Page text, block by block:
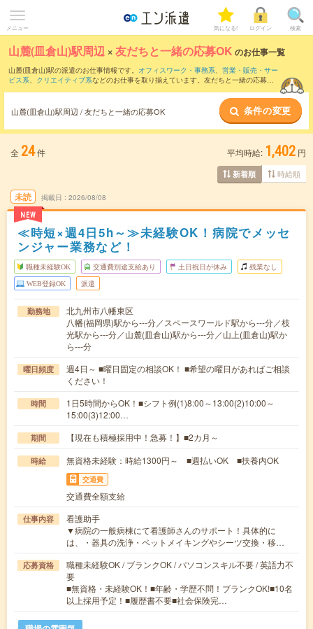
メニュー 気になる! ログイン 検索
山麓(皿倉山)駅周辺 ×友だちと一緒の応募OK のお仕事一覧
山麓(皿倉山)駅の派遣のお仕事情報です。 オフィスワーク・事務系、 営業・販売・サー
ビス系、 クリエイティブ系などのお仕事を取り揃えています。友だちと一緒の応募OK
山麓(皿倉山)駅周辺 / 友だちと一緒の応募OK 条件の変更
全 24件 平均時給: 1,402 円
新着順 時給順
未読
NEW
掲載日 2026/08/08
≪時短×週4日5h～≫未経験OK！病院でメッセ
ンジャー業務など！
職種未経験OK 交通費別途支給あり 土日祝日が休み 残業なし
WEB登録OK 派遣
勤務地
北九州市八幡東区
八幡(福岡県)駅から---分／スペースワールド駅から---分／枝
光駅から---分／山麓(皿倉山)駅から---分／山上(皿倉山)駅か
ら---分
曜日頻度
週4日～ ■曜日固定の相談OK！ ■希望の曜日があればご相談
ください！
時間
1日5時間からOK！■シフト例(1)8:00～13:00(2)10:00～
15:00(3)12:00…
期間 【現在も積極採用中！急募！】■2カ月～
時給 無資格未経験：時給1300円～ ■週払いOK ■扶養内OK
交通費
交通費全額支給
仕事内容
看護助手
▼病院の一般病棟にて看護師さんのサポート！具体的に
は、・器具の洗浄・ベットメイキングやシーツ交換・移…
応募資格
職種未経験OK / ブランクOK / パソコンスキル不要 / 英語力不
要
■無資格・未経験OK！■年齢・学歴不問！ブランクOK!■10名
以上採用予定！■履歴書不要■社会保険完…